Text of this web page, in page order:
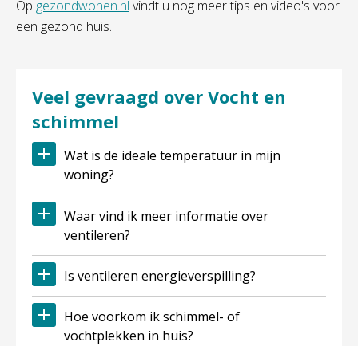
Op gezondwonen.nl vindt u nog meer tips en video's voor
een gezond huis.
Veel gevraagd over Vocht en
schimmel
Wat is de ideale temperatuur in mijn
woning?
Waar vind ik meer informatie over
ventileren?
Is ventileren energieverspilling?
Hoe voorkom ik schimmel- of
vochtplekken in huis?